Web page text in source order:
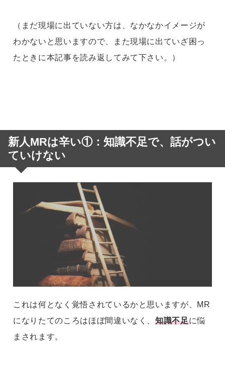
（まだ現場に出ていない方は、なかなかイメージが
わかないと思いますので、また現場に出ていざ困っ
たときに本記事を読み返してみて下さい。）
新人MRは辛い①：知識不足で、話がつい
ていけない
これは何となく覚悟されているかと思いますが、MR
になりたてのころはほぼ間違いなく、知識不足に悩
まされます。